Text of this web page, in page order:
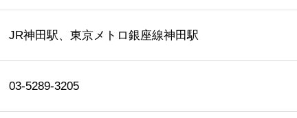
JR神田駅、東京メトロ銀座線神田駅
03-5289-3205